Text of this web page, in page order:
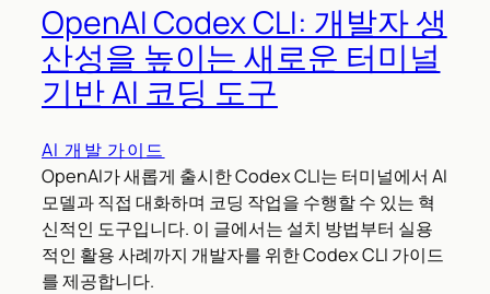
OpenAI Codex CLI: 개발자 생
산성을 높이는 새로운 터미널
기반 AI 코딩 도구
AI 개발 가이드
OpenAI가 새롭게 출시한 Codex CLI는 터미널에서 AI
모델과 직접 대화하며 코딩 작업을 수행할 수 있는 혁
신적인 도구입니다. 이 글에서는 설치 방법부터 실용
적인 활용 사례까지 개발자를 위한 Codex CLI 가이드
를 제공합니다.